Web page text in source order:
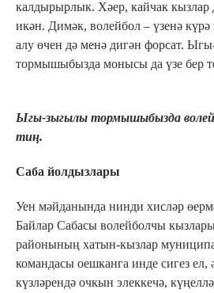
калдырырлык. Хәер, кайчак
икән. Димәк, волейбол – үзенә
алу өчен дә менә дигән форсат.
тормышыбызда монысы да үзе бер
Ыгы-зыгылы тормышыбызда
тиң.
Саба йолдызлары
Уен мәйданында нинди хисләр
Байлар Сабасы волейболчы
районының хатын-кызлар
командасы оешканга инде сигез
күзләрендә очкын элеккечә,